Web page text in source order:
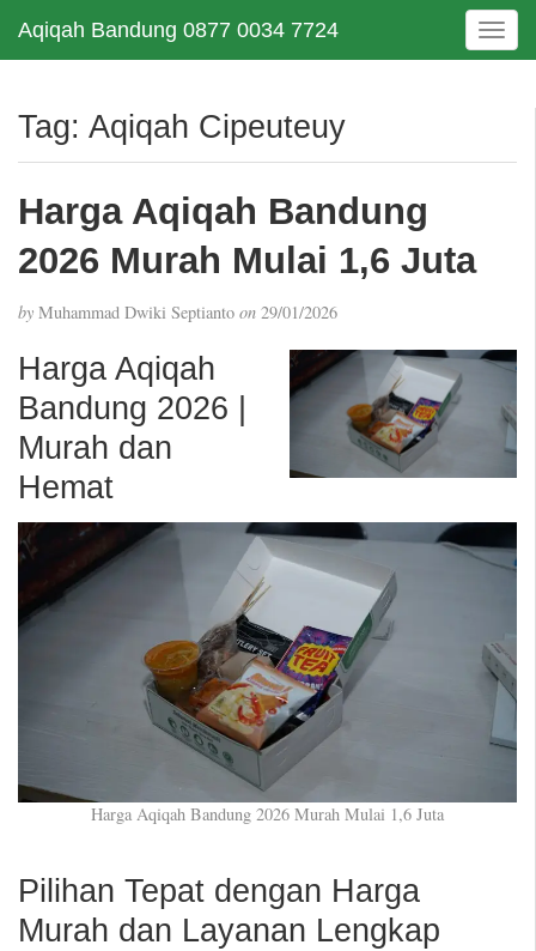
Aqiqah Bandung 0877 0034 7724
T
o
e
t
Tag: Aqiqah Cipeuteuy
Harga Aqiqah Bandung
2026 Murah Mulai 1,6 Juta
by Muhammad Dwiki Septianto on 29/01/2026
Harga Aqiqah
Bandung 2026 |
Murah dan
Hemat
Harga Aqiqah Bandung 2026 Murah Mulai 1,6 Juta
Pilihan Tepat dengan Harga
Murah dan Layanan Lengkap